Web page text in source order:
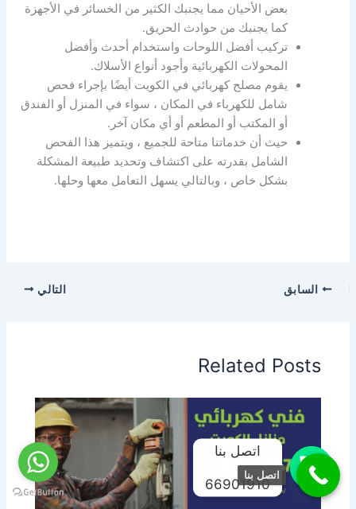
بعض الأحيان مما يجنبك الكثير من الخسائر في الأجهزة
كما يجنبك من حوادث الحريق.
تركيب أفضل اللوحات واستخدام أحدث وأفضل
المحولات الكهربائية وأجود أنواع الأسلاك.
يقوم مصلح كهربائي في الكويت أيضًا بإجراء فحص
شامل للكهرباء في المكان ، سواء في المنزل أو الفندق
أو المكتب أو المطعم أو أي مكان آخر.
حيث أن خدماتنا متاحة للجميع ، ويتميز هذا الفحص
الشامل بقدرته على اكتشاف وتحديد طبيعة المشكلة
بشكل خاص ، وبالتالي يسهل التعامل معها وحلها.
السابق التالي
Related Posts
اتصل بنا
اتصل بنا
66901910